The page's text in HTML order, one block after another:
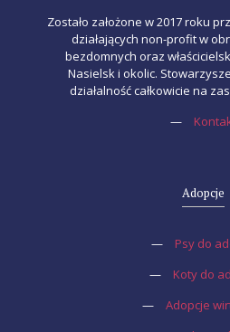
Zostało założone w 2017 roku
działających non-profit w
bezdomnych oraz
Nasielsk i okolic.
działalność całkowicie na
—
Adopcje
—
Psy do
—
Koty do
—
Adopcje